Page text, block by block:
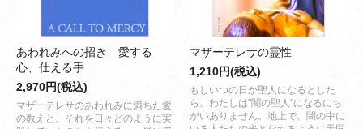
あわれみへの招き 愛する
心、仕える手
2,970円(税込)
マザーテレサのあわれみに満ちた愛
の教えと、それを日々どのように実
マザーテレサの霊性
1,210円(税込)
もしいつの日か聖人になるとした
ら、わたしは"闇の聖人"になるにち
がいありません。地上で、闇の中に